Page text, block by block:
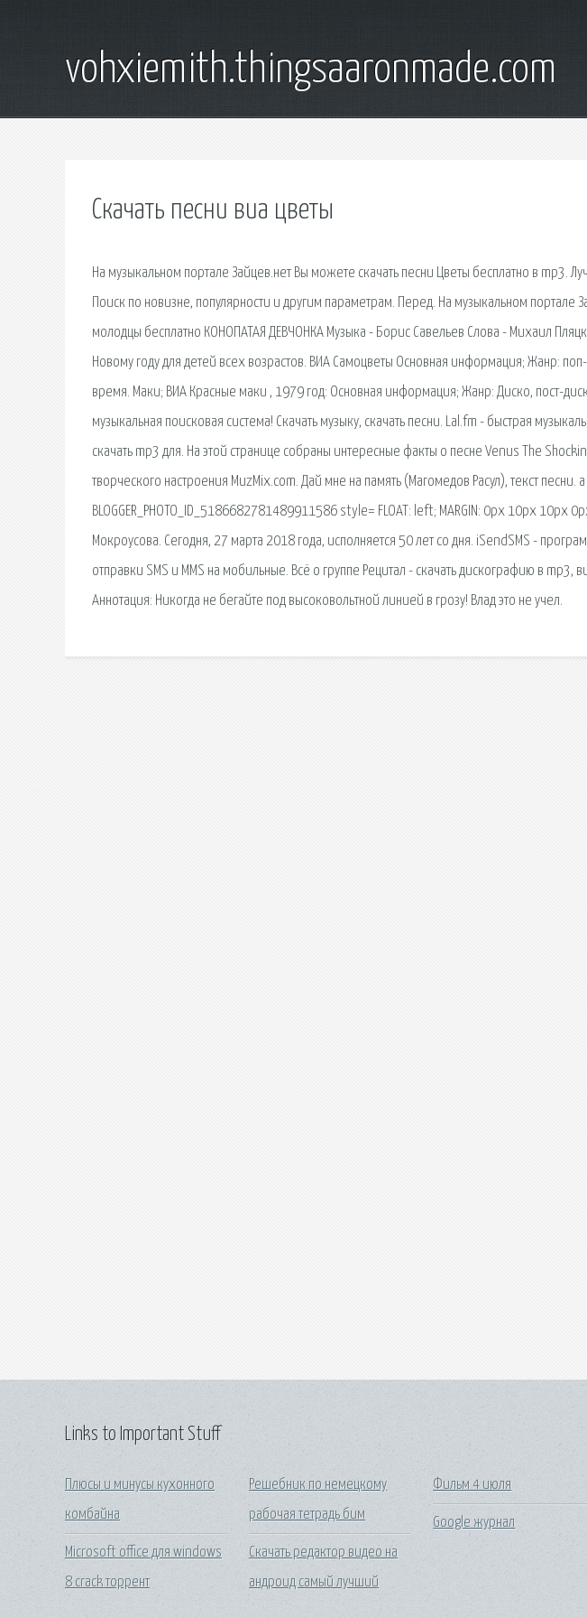
vohxiemith.thingsaaronmade.com
Скачать песни виа цветы
На музыкальном портале Зайцев.нет Вы можете скачать песни Цветы бесплатно в mp3.
Поиск по новизне, популярности и другим параметрам. Перед. На музыкальном портале
молодцы бесплатно КОНОПАТАЯ ДЕВЧОНКА Музыка - Борис Савельев Слова - Михаил
Новому году для детей всех возрастов. ВИА Самоцветы Основная информация; Жанр:
время. Маки; ВИА Красные маки , 1979 год: Основная информация; Жанр: Диско, пост-
музыкальная поисковая система! Скачать музыку, скачать песни. Lal.fm - быстрая
скачать mp3 для. На этой странице собраны интересные факты о песне Venus The
творческого настроения MuzMix.com. Дай мне на память (Магомедов Расул), текст песни.
BLOGGER_PHOTO_ID_5186682781489911586 style= FLOAT: left; MARGIN: 0px 10px 10px
Мокроусова. Сегодня, 27 марта 2018 года, исполняется 50 лет со дня. iSendSMS -
отправки SMS и MMS на мобильные. Всё о группе Рецитал - скачать дискографию в mp3,
Аннотация: Никогда не бегайте под высоковольтной линией в грозу! Влад это не учел.
Links to Important Stuff
Плюсы и минусы кухонного
комбайна
Microsoft office для windows
8 crack торрент
Решебник по немецкому
рабочая тетрадь бим
Скачать редактор видео на
андроид самый лучший
Фильм 4 июля
Google журнал